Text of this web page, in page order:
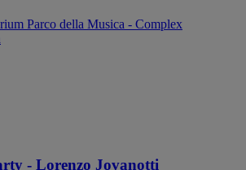
Parco della Musica - Complex
- Lorenzo Jovanotti